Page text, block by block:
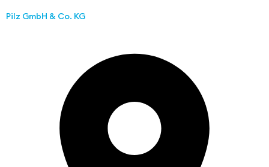
Pilz GmbH & Co. KG